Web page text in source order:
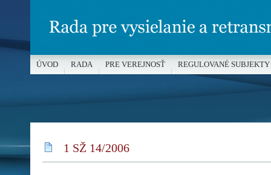
1 SŽ 14/2006
ÚVOD RADA PRE VEREJNOSŤ REGULOVANÉ SUBJEKTY